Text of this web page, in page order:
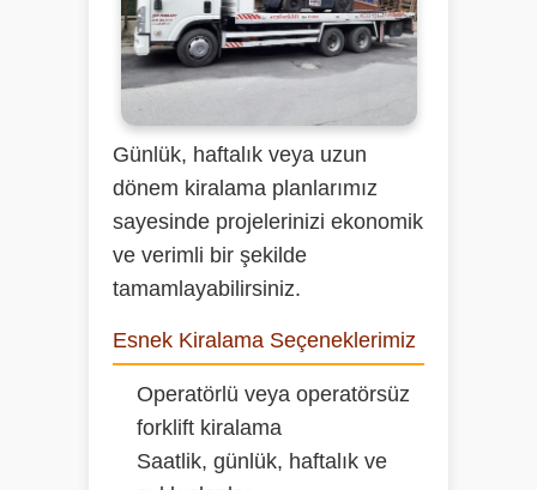
Günlük, haftalık veya uzun
dönem kiralama planlarımız
sayesinde projelerinizi ekonomik
ve verimli bir şekilde
tamamlayabilirsiniz.
Esnek Kiralama Seçeneklerimiz
Operatörlü veya operatörsüz
forklift kiralama
Saatlik, günlük, haftalık ve